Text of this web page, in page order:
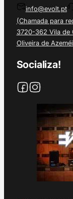
info@evolt.pt
(Chamada para
3720-362 Vila de
Oliveira de
Socializa!